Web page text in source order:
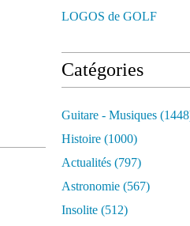
LOGOS de GOLF
Catégories
Guitare - Musiques
Histoire (1000)
Actualités (797)
Astronomie (567)
Insolite (512)